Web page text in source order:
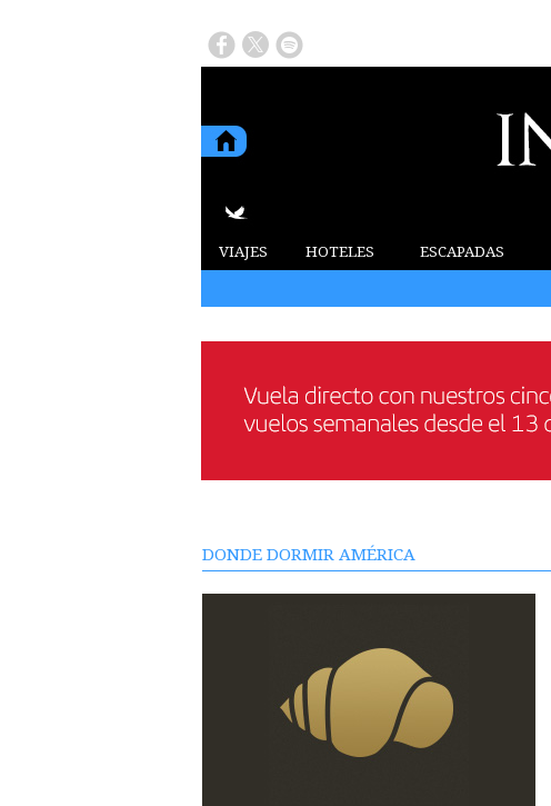
VIAJES HOTELES ESCAPADAS
DONDE DORMIR AMÉRICA